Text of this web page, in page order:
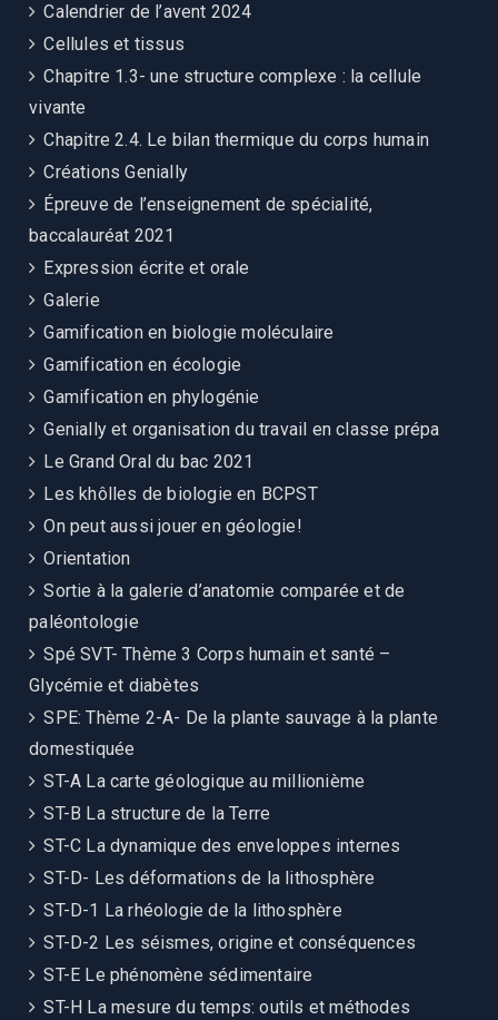
Calendrier de l’avent 2024
Cellules et tissus
Chapitre 1.3- une structure complexe : la cellule
vivante
Chapitre 2.4. Le bilan thermique du corps humain
Créations Genially
Épreuve de l’enseignement de spécialité,
baccalauréat 2021
Expression écrite et orale
Galerie
Gamification en biologie moléculaire
Gamification en écologie
Gamification en phylogénie
Genially et organisation du travail en classe prépa
Le Grand Oral du bac 2021
Les khôlles de biologie en BCPST
On peut aussi jouer en géologie!
Orientation
Sortie à la galerie d’anatomie comparée et de
paléontologie
Spé SVT- Thème 3 Corps humain et santé –
Glycémie et diabètes
SPE: Thème 2-A- De la plante sauvage à la plante
domestiquée
ST-A La carte géologique au millionième
ST-B La structure de la Terre
ST-C La dynamique des enveloppes internes
ST-D- Les déformations de la lithosphère
ST-D-1 La rhéologie de la lithosphère
ST-D-2 Les séismes, origine et conséquences
ST-E Le phénomène sédimentaire
ST-H La mesure du temps: outils et méthodes